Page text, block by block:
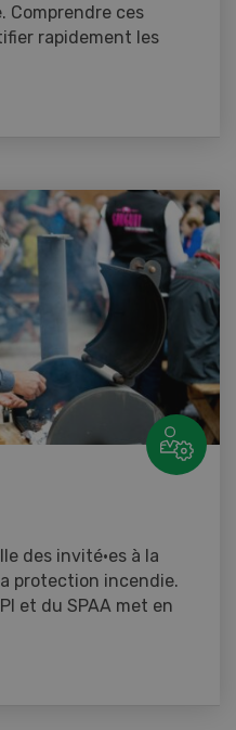
Comprendre ces
rapidement les
des invité·es à la
protection incendie.
et du SPAA met en